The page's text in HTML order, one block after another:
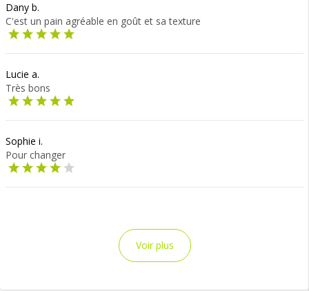
Dany b.
C'est un pain agréable en goût et sa texture
Lucie a.
Très bons
Sophie i.
Pour changer
Voir plus